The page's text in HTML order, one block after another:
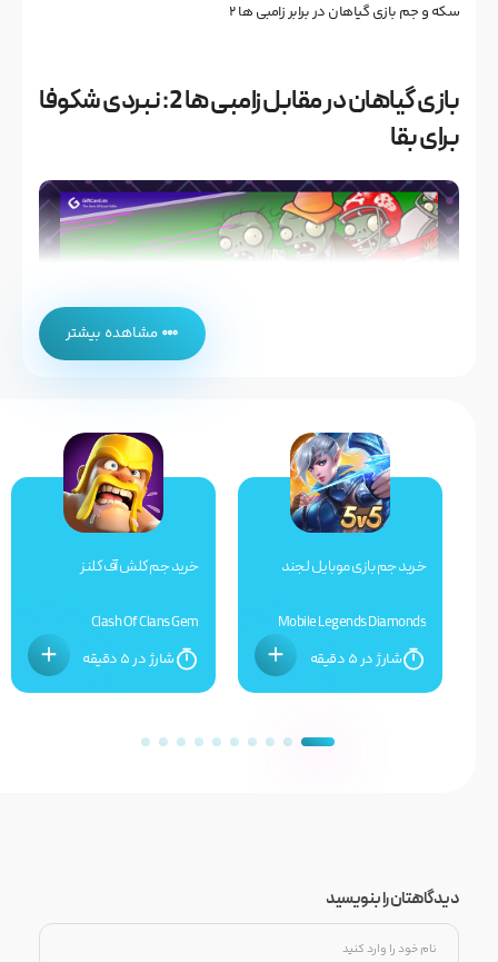
سکه و جم بازی گیاهان در برابر زامبی ها 2
بازی گیاهان در مقابل زامبی ها 2: نبردی شکوفا
برای بقا
اگر از طرفداران بازی های موبایلی هستید، احتمالاً با دنیای لذت
بخش و جذاب بازی گیاهان در برابر زامبی ها 2 مواجه شده اید.
این بازی توسط استودیوی PopCap Games ساخته شده است.
نتیجه یک بازی است که قلب میلیون ها نفر را در سراسر جهان
تسخیر کرده است.
انتخاب گیاه
مشاهده بیشتر
خرید جم بازی موبایل لجند
Mobile Legends Diamonds
شارژ در ۵ دقیقه
خرید جم کلش آف کلنز
Clash Of Clans Gem
شارژ در ۵ دقیقه
دیدگاهتان را بنویسید